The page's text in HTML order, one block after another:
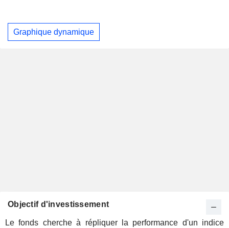
Graphique dynamique
Objectif d'investissement
Le fonds cherche à répliquer la performance d'un indice